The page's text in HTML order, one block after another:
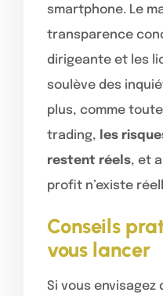
smartphone. Le
transparence
dirigeante et les
soulève des
plus, comme
trading, les
restent réels, et
profit n’existe
Conseils
vous lancer
Si vous envisagez